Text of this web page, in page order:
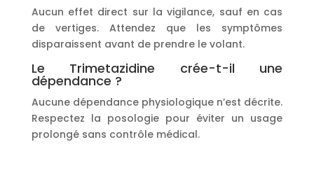
Aucun effet direct sur la vigilance, sauf en cas
de vertiges. Attendez que les symptômes
disparaissent avant de prendre le volant.
Le Trimetazidine crée-t-il une
dépendance ?
Aucune dépendance physiologique n’est décrite.
Respectez la posologie pour éviter un usage
prolongé sans contrôle médical.